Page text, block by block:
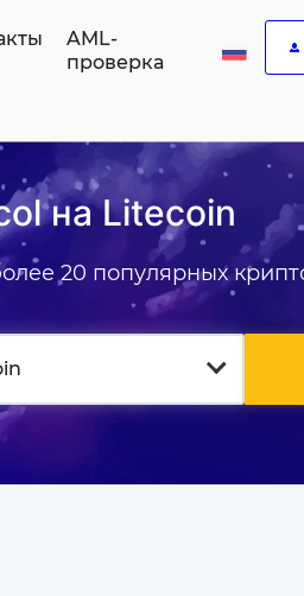
AML-
проверка
на Litecoin
20 популярных